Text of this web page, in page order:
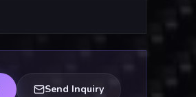
Send Inquiry